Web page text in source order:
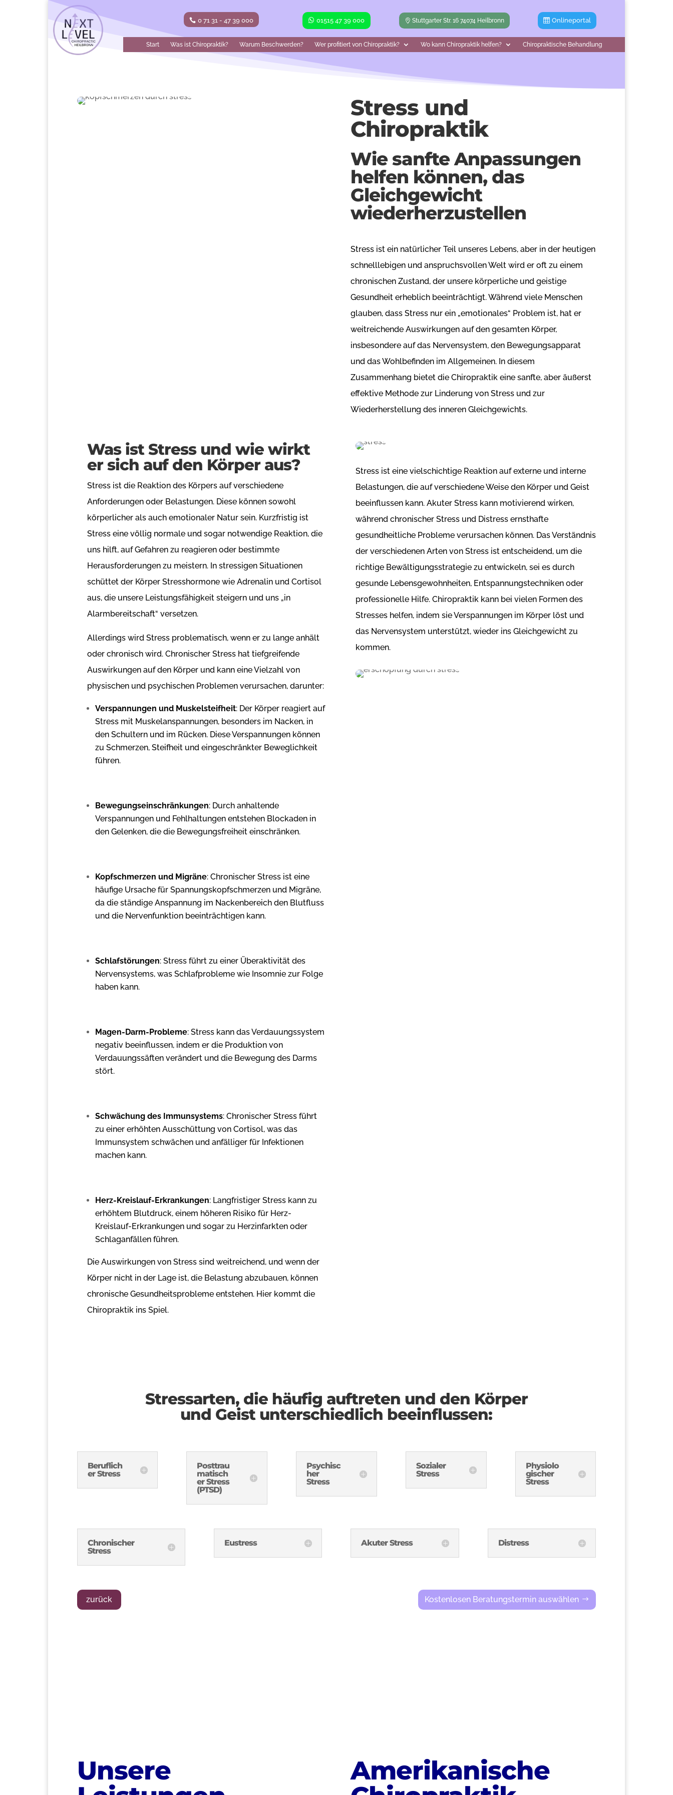
0 71 31 - 47 39 000 01515 47 39 000 Stuttgarter Str. 16 74074 Heilbronn Onlineportal
Start Was ist Chiropraktik? Warum Beschwerden? Wer profitiert von Chiropraktik? Wo kann Chiropraktik helfen? Chiropraktische Behandlung
Stress und
Chiropraktik
Wie sanfte Anpassungen
helfen können, das
Gleichgewicht
wiederherzustellen
Stress ist ein natürlicher Teil unseres Lebens, aber in der heutigen
schnelllebigen und anspruchsvollen Welt wird er oft zu einem
chronischen Zustand, der unsere körperliche und geistige
Gesundheit erheblich beeinträchtigt. Während viele Menschen
glauben, dass Stress nur ein „emotionales“ Problem ist, hat er
weitreichende Auswirkungen auf den gesamten Körper,
insbesondere auf das Nervensystem, den Bewegungsapparat
und das Wohlbefinden im Allgemeinen. In diesem
Zusammenhang bietet die Chiropraktik eine sanfte, aber äußerst
effektive Methode zur Linderung von Stress und zur
Wiederherstellung des inneren Gleichgewichts.
Was ist Stress und wie wirkt
er sich auf den Körper aus?
Stress ist die Reaktion des Körpers auf verschiedene
Anforderungen oder Belastungen. Diese können sowohl
körperlicher als auch emotionaler Natur sein. Kurzfristig ist
Stress eine völlig normale und sogar notwendige Reaktion, die
uns hilft, auf Gefahren zu reagieren oder bestimmte
Herausforderungen zu meistern. In stressigen Situationen
schüttet der Körper Stresshormone wie Adrenalin und Cortisol
aus, die unsere Leistungsfähigkeit steigern und uns „in
Alarmbereitschaft“ versetzen.
Allerdings wird Stress problematisch, wenn er zu lange anhält
oder chronisch wird. Chronischer Stress hat tiefgreifende
Auswirkungen auf den Körper und kann eine Vielzahl von
physischen und psychischen Problemen verursachen, darunter:
Verspannungen und Muskelsteifheit: Der Körper reagiert auf
Stress mit Muskelanspannungen, besonders im Nacken, in
den Schultern und im Rücken. Diese Verspannungen können
zu Schmerzen, Steifheit und eingeschränkter Beweglichkeit
führen.
Bewegungseinschränkungen: Durch anhaltende
Verspannungen und Fehlhaltungen entstehen Blockaden in
den Gelenken, die die Bewegungsfreiheit einschränken.
Kopfschmerzen und Migräne: Chronischer Stress ist eine
häufige Ursache für Spannungskopfschmerzen und Migräne,
da die ständige Anspannung im Nackenbereich den Blutfluss
und die Nervenfunktion beeinträchtigen kann.
Schlafstörungen: Stress führt zu einer Überaktivität des
Nervensystems, was Schlafprobleme wie Insomnie zur Folge
haben kann.
Magen-Darm-Probleme: Stress kann das Verdauungssystem
negativ beeinflussen, indem er die Produktion von
Verdauungssäften verändert und die Bewegung des Darms
stört.
Schwächung des Immunsystems: Chronischer Stress führt
zu einer erhöhten Ausschüttung von Cortisol, was das
Immunsystem schwächen und anfälliger für Infektionen
machen kann.
Herz-Kreislauf-Erkrankungen: Langfristiger Stress kann zu
erhöhtem Blutdruck, einem höheren Risiko für Herz-
Kreislauf-Erkrankungen und sogar zu Herzinfarkten oder
Schlaganfällen führen.
Die Auswirkungen von Stress sind weitreichend, und wenn der
Körper nicht in der Lage ist, die Belastung abzubauen, können
chronische Gesundheitsprobleme entstehen. Hier kommt die
Chiropraktik ins Spiel.
Stress ist eine vielschichtige Reaktion auf externe und interne
Belastungen, die auf verschiedene Weise den Körper und Geist
beeinflussen kann. Akuter Stress kann motivierend wirken,
während chronischer Stress und Distress ernsthafte
gesundheitliche Probleme verursachen können. Das Verständnis
der verschiedenen Arten von Stress ist entscheidend, um die
richtige Bewältigungsstrategie zu entwickeln, sei es durch
gesunde Lebensgewohnheiten, Entspannungstechniken oder
professionelle Hilfe. Chiropraktik kann bei vielen Formen des
Stresses helfen, indem sie Verspannungen im Körper löst und
das Nervensystem unterstützt, wieder ins Gleichgewicht zu
kommen.
Stressarten, die häufig auftreten und den Körper
und Geist unterschiedlich beeinflussen:
Beruflich
er Stress
Posttrau
matisch
er Stress
(PTSD)
Psychisc
her
Stress
Sozialer
Stress
Physiolo
gischer
Stress
Chronischer
Stress
Eustress Akuter Stress Distress
zurück Kostenlosen Beratungstermin auswählen
Unsere
Amerikanische